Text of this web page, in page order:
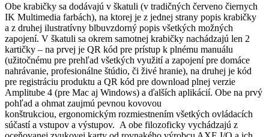
Obe krabičky sa dodávajú v škatuli (v tradičných červeno čiernych
IK Multimedia farbách), na ktorej je z jednej strany popis krabičky
a z druhej ilustratívny blbuvzdorný popis všetkých možných
zapojení. V škatuli sa okrem samotnej krabičky nachádzajú len 2
kartičky – na prvej je QR kód pre prístup k plnému manuálu
(užitočnému pre prehľad všetkých využití a zapojení pre domáce
nahrávanie, profesionálne štúdio, či živé hranie), na druhej je kód
pre registráciu produktu a QR kód pre download plnej verzie
Amplitube 4 (pre Mac aj Windows) a ďalších aplikácií. Obe na prvý
pohľad a ohmat zaujmú pevnou kovovou
konštrukciou, ergonomickým rozmiestnením všetkých ovládacích
súčastí a vstupov a výstupov. A obe filozoficky vychádzajú z